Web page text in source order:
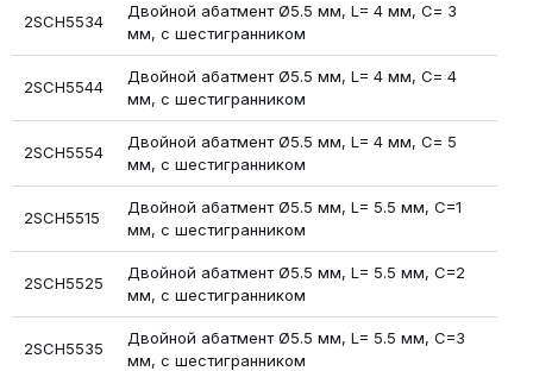
2SCH5534
Двойной абатмент Ø5.5 мм, L= 4 мм, С= 3
мм, с шестигранником
2SCH5544
Двойной абатмент Ø5.5 мм, L= 4 мм, С= 4
мм, с шестигранником
2SCH5554
Двойной абатмент Ø5.5 мм, L= 4 мм, С= 5
мм, с шестигранником
2SCH5515
Двойной абатмент Ø5.5 мм, L= 5.5 мм, С=1
мм, с шестигранником
2SCH5525
Двойной абатмент Ø5.5 мм, L= 5.5 мм, С=2
мм, с шестигранником
2SCH5535
Двойной абатмент Ø5.5 мм, L= 5.5 мм, С=3
мм, с шестигранником